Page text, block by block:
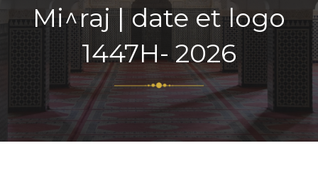
Mi^raj | date et logo
1447H- 2026